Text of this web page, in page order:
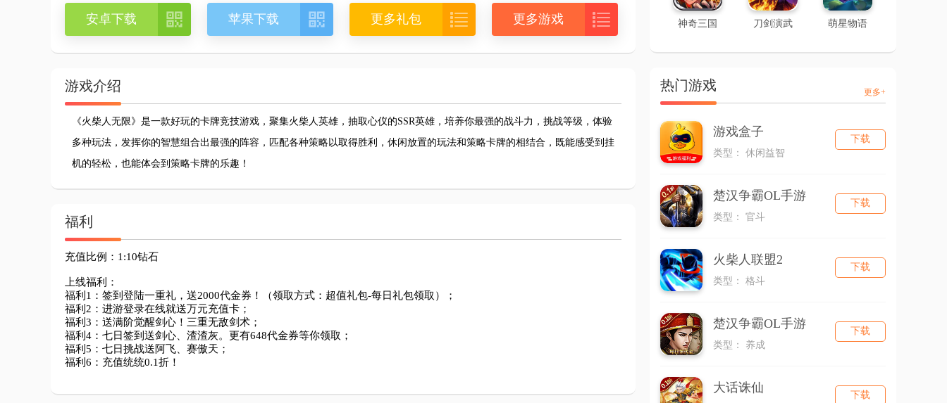
安卓下载  苹果下载  更多礼包  更多游戏 
游戏介绍
《火柴人无限》是一款好玩的卡牌竞技游戏，聚集火柴人英雄，抽取心仪的SSR英雄，培养你最强的战斗力，挑战等级，体验
多种玩法，发挥你的智慧组合出最强的阵容，匹配各种策略以取得胜利，休闲放置的玩法和策略卡牌的相结合，既能感受到挂
机的轻松，也能体会到策略卡牌的乐趣！
福利
充值比例：1:10钻石
上线福利：
福利1：签到登陆一重礼，送2000代金券！（领取方式：超值礼包-每日礼包领取）；
福利2：进游登录在线就送万元充值卡；
福利3：送满阶觉醒剑心！三重无敌剑术；
福利4：七日签到送剑心、渣渣灰。更有648代金券等你领取；
福利5：七日挑战送阿飞、赛傲天；
福利6：充值统统0.1折！
神奇三国 刀剑演武 萌星物语
热门游戏 更多+
游戏盒子
类型： 休闲益智
下载
楚汉争霸OL手游
类型： 官斗
下载
火柴人联盟2
类型： 格斗
下载
楚汉争霸OL手游
类型： 养成
下载
大话诛仙
下载